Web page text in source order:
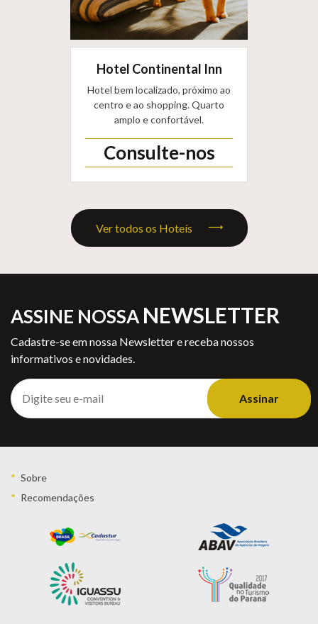
Hotel Continental Inn
Hotel bem localizado, próximo ao
centro e ao shopping. Quarto
amplo e confortável.
Consulte-nos
Ver todos os Hoteís
ASSINE NOSSA NEWSLETTER
Cadastre-se em nossa Newsletter e receba nossos
informativos e novidades.
Assinar
Sobre
Recomendações